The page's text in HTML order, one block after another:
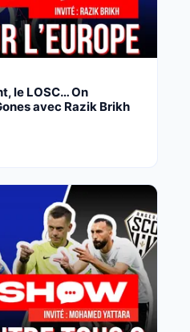
le LOSC… On
avec Razik Brikh